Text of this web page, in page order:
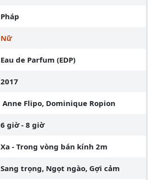
Pháp
Nữ
Eau de Parfum (EDP)
2017
Anne Flipo, Dominique Ropion
6 giờ - 8 giờ
Xa - Trong vòng bán kính 2m
Sang trọng, Ngọt ngào, Gợi cảm